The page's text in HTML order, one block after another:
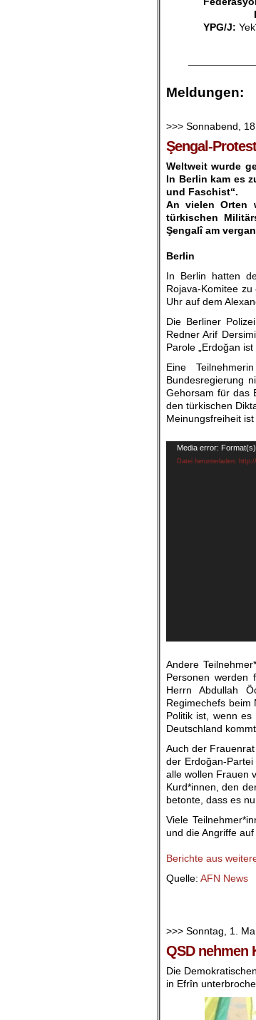
YPG/J:
Meldungen:
>>> Sonnabend,
Şengal-
Weltweit wurde
In Berlin kam es
und Faschist“.
An vielen Orten
türkischen
Şengalî am
Berlin
In Berlin hatten
Rojava-Komitee
Uhr auf dem
Die Berliner
Redner Arif
Parole „Erdoğan
Eine
Bundesregierung
Gehorsam für das
den türkischen
Meinungsfreiheit
Video-
Player
Media error:
Datei herunterladen:
Andere
Personen werden
Herrn Abdullah
Regimechefs beim
Politik ist, wenn
Deutschland
Auch der
der Erdoğan-
alle wollen Frauen
Kurd*innen, den
betonte, dass es
Viele
und die Angriffe
Berichte aus
Quelle: AFN News
>>> Sonntag, 1.
QSD nehmen
Die
in Efrîn